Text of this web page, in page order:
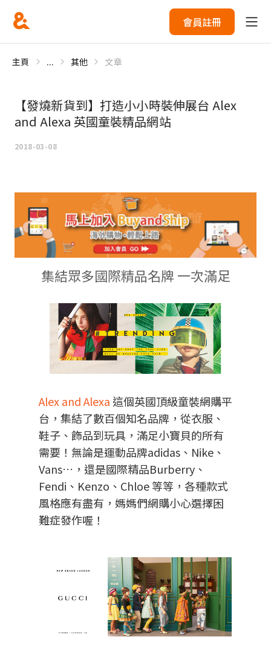
會員註冊
主頁 ... 其他 文章
【發燒新貨到】打造小小時裝伸展台 Alex
and Alexa 英國童裝精品網站
2018-03-08
集結眾多國際精品名牌 一次滿足
Alex and Alexa 這個英國頂級童裝網購平
台，集結了數百個知名品牌，從衣服、
鞋子、飾品到玩具，滿足小寶貝的所有
需要！無論是運動品牌adidas、Nike、
Vans…，還是國際精品Burberry、
Fendi、Kenzo、Chloe 等等，各種款式
風格應有盡有，媽媽們網購小心選擇困
難症發作喔！